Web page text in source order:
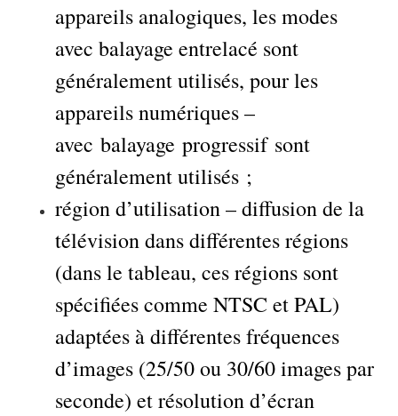
appareils analogiques, les modes
avec balayage entrelacé sont
généralement utilisés, pour les
appareils numériques –
avec balayage progressif sont
généralement utilisés ;
région d’utilisation – diffusion de la
télévision dans différentes régions
(dans le tableau, ces régions sont
spécifiées comme NTSC et PAL)
adaptées à différentes fréquences
d’images (25/50 ou 30/60 images par
seconde) et résolution d’écran